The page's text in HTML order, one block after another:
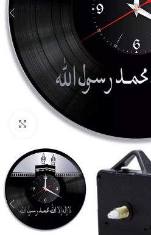
Нажмите, чтобы увеличить